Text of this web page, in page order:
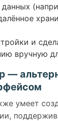
и
вручную
—
умеет